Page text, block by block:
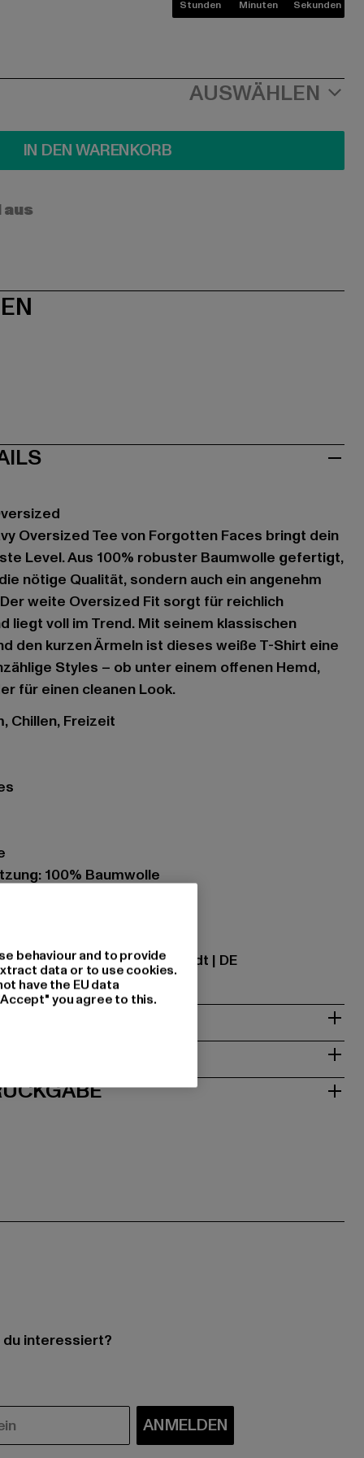
Stunden Minuten Sekunden
AUSWÄHLEN
IN DEN WARENKORB
Oversized Tee von Forgotten Faces bringt dein
Level. Aus 100% robuster Baumwolle gefertigt,
nötige Qualität, sondern auch ein angenehm
weite Oversized Fit sorgt für reichlich
liegt voll im Trend. Mit seinem klassischen
den kurzen Ärmeln ist dieses weiße T-Shirt eine
Styles – ob unter einem offenen Hemd,
für einen cleanen Look.
Chillen, Freizeit
100% Baumwolle
GmbH |
7 | 64372 Ober-Ramstadt | DE
interessiert?
ANMELDEN
behaviour and to provide
data or to use cookies.
have the EU data
you agree to this.